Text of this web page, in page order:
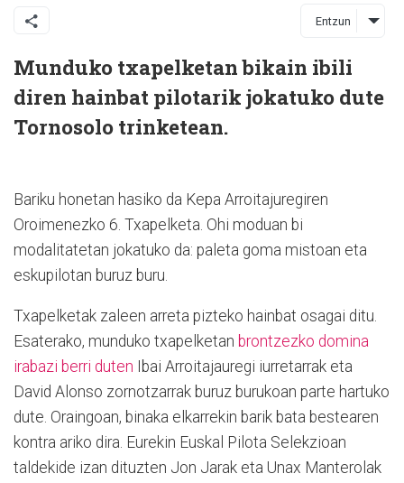
Entzun
Munduko txapelketan bikain ibili
diren hainbat pilotarik jokatuko dute
Tornosolo trinketean.
Bariku honetan hasiko da Kepa Arroitajuregiren
Oroimenezko 6. Txapelketa. Ohi moduan bi
modalitatetan jokatuko da: paleta goma mistoan eta
eskupilotan buruz buru.
Txapelketak zaleen arreta pizteko hainbat osagai ditu.
Esaterako, munduko txapelketan brontzezko domina
irabazi berri duten Ibai Arroitajauregi iurretarrak eta
David Alonso zornotzarrak buruz burukoan parte hartuko
dute. Oraingoan, binaka elkarrekin barik bata bestearen
kontra ariko dira. Eurekin Euskal Pilota Selekzioan
taldekide izan dituzten Jon Jarak eta Unax Manterolak